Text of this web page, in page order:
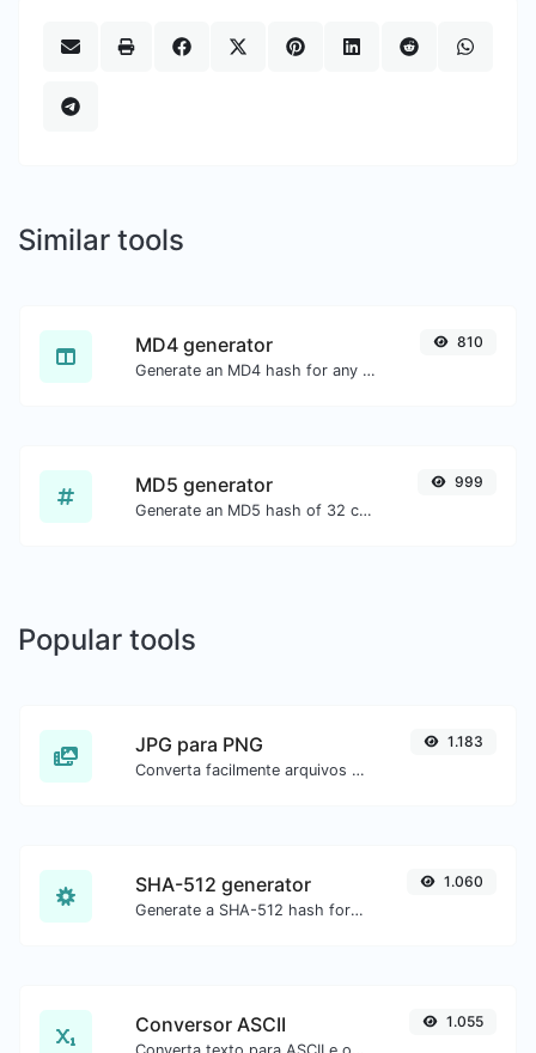
Similar tools
MD4 generator
Generate an MD4 hash for any string input.
810
MD5 generator
Generate an MD5 hash of 32 characters length for any string input.
999
Popular tools
JPG para PNG
Converta facilmente arquivos de imagem JPG para PNG.
1.183
SHA-512 generator
Generate a SHA-512 hash for any string input.
1.060
Conversor ASCII 1.055